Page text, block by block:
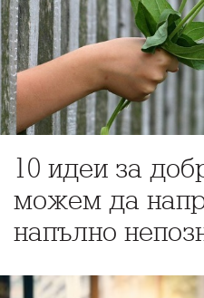
10 идеи за
можем да
напълно